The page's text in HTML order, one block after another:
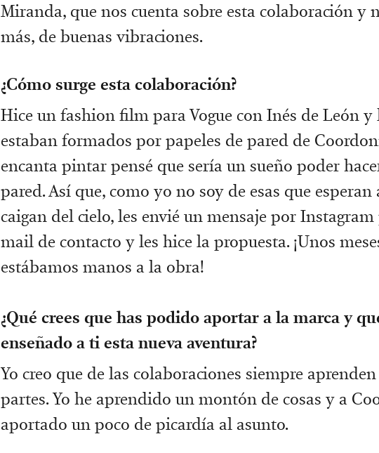
Miranda, que nos cuenta sobre esta colaboración y
más, de buenas vibraciones.
¿Cómo surge esta colaboración?
Hice un fashion film para Vogue con Inés de León y
estaban formados por papeles de pared de
encanta pintar pensé que sería un sueño poder
pared. Así que, como yo no soy de esas que esperan
caigan del cielo, les envié un mensaje por
mail de contacto y les hice la propuesta. ¡Unos
estábamos manos a la obra!
¿Qué crees que has podido aportar a la marca y
enseñado a ti esta nueva aventura?
Yo creo que de las colaboraciones siempre
partes. Yo he aprendido un montón de cosas y a
aportado un poco de picardía al asunto.